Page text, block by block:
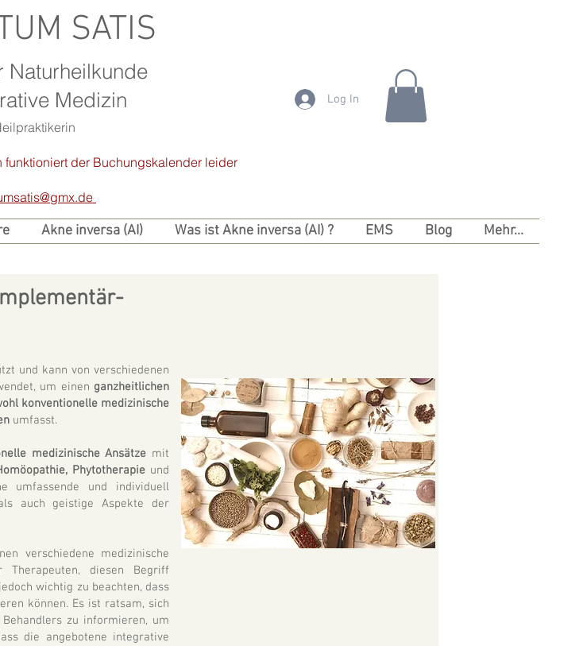
SATIS
Naturheilkunde
Medizin
der Buchungskalender leider
Log In
Akne inversa (AI) Was ist Akne inversa (AI) ? EMS Blog Mehr...
und kann von verschiedenen
um einen ganzheitlichen
konventionelle medizinische
umfasst.
medizinische Ansätze mit
Phytotherapieund
umfassende und individuell
auch geistige Aspekte der
verschiedene medizinische
Therapeuten, diesen Begriff
wichtig zu beachten, dass
können. Es ist ratsam, sich
zu informieren, um
die angebotene integrative